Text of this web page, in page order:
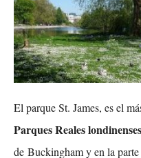
El parque St. James, es el
Parques Reales londinenses
de Buckingham y en la